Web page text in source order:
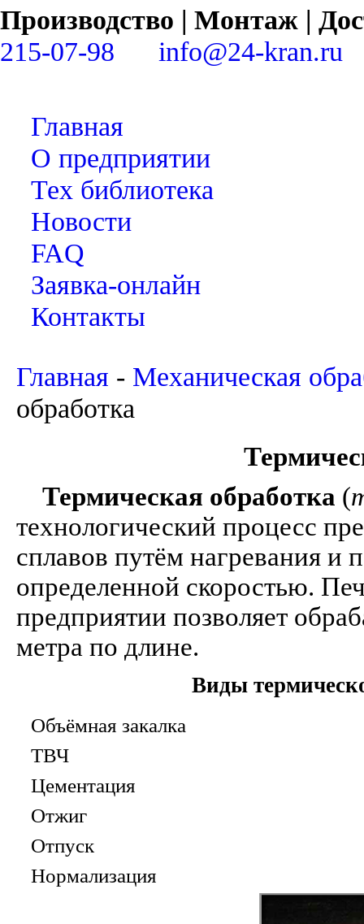
Производство | Монтаж |
215-07-98
info@24-kran.ru
Главная
О предприятии
Тех библиотека
Новости
FAQ
Заявка-онлайн
Контакты
Главная - Механическая
обработка
Термическая обработка (
технологический процесс
сплавов путём нагревания и
определенной скоростью.
предприятии позволяет
метра по длине.
Виды
Объёмная закалка
ТВЧ
Цементация
Отжиг
Отпуск
Нормализация